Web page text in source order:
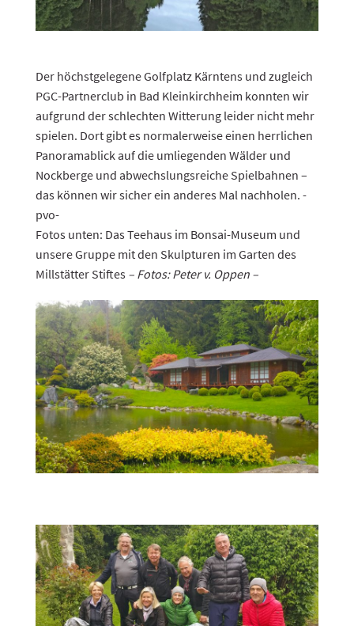
Der höchstgelegene Golfplatz Kärntens und zugleich
PGC-Partnerclub in Bad Kleinkirchheim konnten wir
aufgrund der schlechten Witterung leider nicht mehr
spielen. Dort gibt es normalerweise einen herrlichen
Panoramablick auf die umliegenden Wälder und
Nockberge und abwechslungsreiche Spielbahnen –
das können wir sicher ein anderes Mal nachholen. -
pvo-
Fotos unten: Das Teehaus im Bonsai-Museum und
unsere Gruppe mit den Skulpturen im Garten des
Millstätter Stiftes – Fotos: Peter v. Oppen –